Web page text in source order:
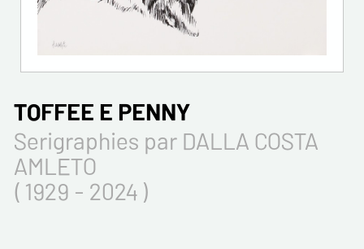
TOFFEE E PENNY
Serigraphies par DALLA COSTA
AMLETO
( 1929 - 2024 )